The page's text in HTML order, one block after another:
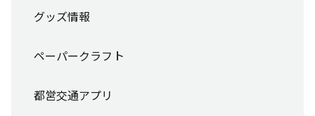
グッズ情報
ペーパークラフト
都営交通アプリ